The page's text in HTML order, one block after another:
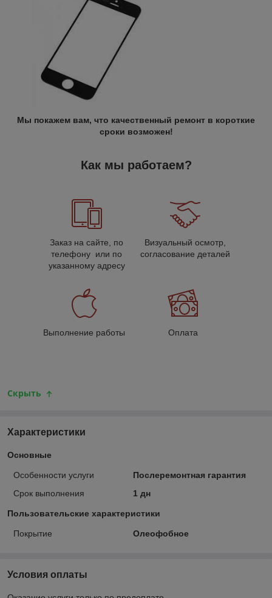
Мы покажем вам, что качественный ремонт в короткие
сроки возможен!
Как мы работаем?
Заказ на сайте, по
телефону или по
указанному адресу
Визуальный осмотр,
согласование деталей
Выполнение работы Оплата
Скрыть
Характеристики
Основные
Особенности услуги
Послеремонтная гарантия
Срок выполнения
1 дн
Пользовательские характеристики
Покрытие Олеофобное
Условия оплаты